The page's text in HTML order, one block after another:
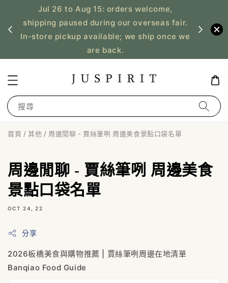
Jul 26 to Aug 15: orders welcome,
shipping paused during our overseas fair.
In-store pickup available; we ship once we
are back.
US
搜尋
首頁 /其他 / 周邊閒聊 - 賈絲筆咧 周邊美食景點口袋名單
周邊閒聊 - 賈絲筆咧 周邊美食
景點口袋名單
OCT 24, 22
分享
2026板橋美食與購物推薦 | 賈絲筆咧周邊在地清單
Banqiao Food Guide